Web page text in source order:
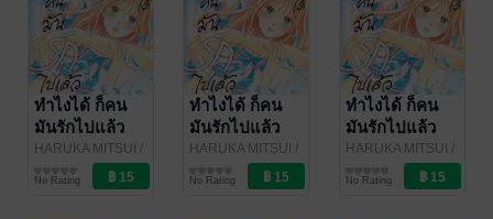
ทำไงได้ ก็คน
มันรักไปแล้ว
ตอน 19
HARUKA MITSUI /
Bongkoch
Publishing
การ์ตูนรายตอน
No Rating
ทำไงได้ ก็คน
มันรักไปแล้ว
ตอน 18
HARUKA MITSUI /
Bongkoch
Publishing
การ์ตูนรายตอน
No Rating
ทำไงได้ ก็คน
มันรักไปแล้ว
ตอน 17
HARUKA MITSUI /
Bongkoch
Publishing
การ์ตูนรายตอน
No Rating